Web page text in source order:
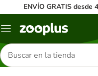
ENVÍO GRATIS desde
Menú
Buscar
productos